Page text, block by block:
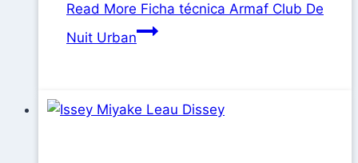
Read More Ficha técnica Armaf Club De
Nuit Urban